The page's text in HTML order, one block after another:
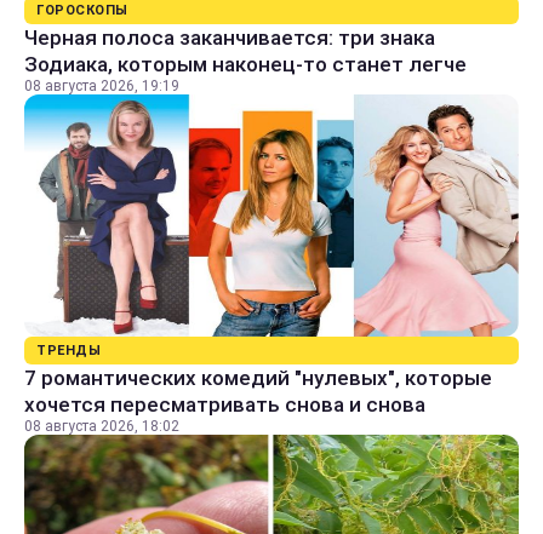
ГОРОСКОПЫ
Черная полоса заканчивается: три знака
Зодиака, которым наконец-то станет легче
08 августа 2026, 19:19
ТРЕНДЫ
7 романтических комедий "нулевых", которые
хочется пересматривать снова и снова
08 августа 2026, 18:02